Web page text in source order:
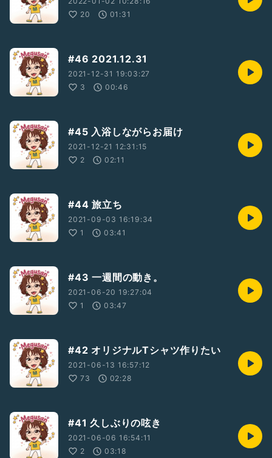
20
01:31
#46 2021.12.31
2021-12-31 19:03:27
3
00:46
#45 入浴しながらお届け
2021-12-21 12:31:15
2
02:11
#44 旅立ち
2021-09-03 16:19:34
1
03:41
#43 一週間の動き。
2021-06-20 19:27:04
1
03:47
#42 オリジナルTシャツ作りたい
2021-06-13 16:57:12
73
02:28
#41 久しぶりの呟き
2021-06-06 16:54:11
2
03:18